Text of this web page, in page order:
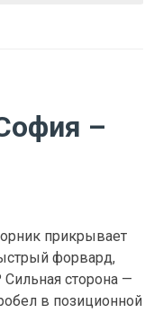
–
прикрывает
форвард,
сторона —
в позиционной